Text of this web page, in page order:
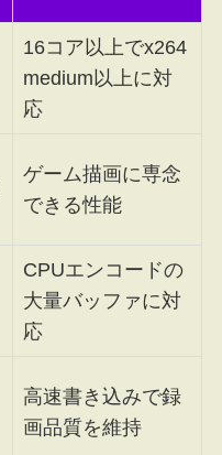
16コア以上でx264
medium以上に対
応
ゲーム描画に専念
できる性能
CPUエンコードの
大量バッファに対
応
高速書き込みで録
画品質を維持